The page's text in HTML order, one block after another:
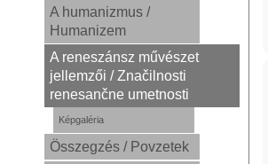
A humanizmus /
Humanizem
A reneszánsz művészet
jellemzői / Značilnosti
renesančne umetnosti
Képgaléria
Összegzés / Povzetek